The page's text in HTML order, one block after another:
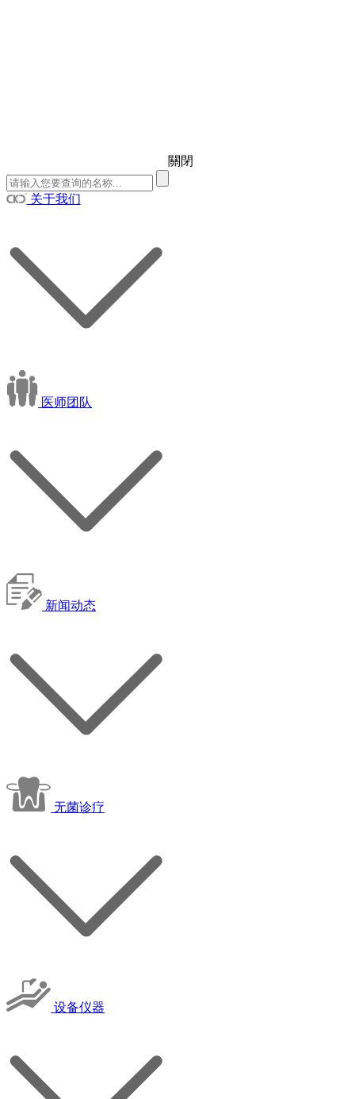
關閉
关于我们
医师团队
新闻动态
无菌诊疗
设备仪器